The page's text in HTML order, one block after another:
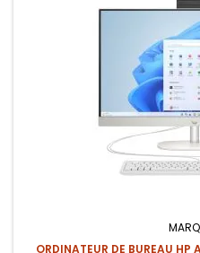
ORDINATEUR DE BUREAU